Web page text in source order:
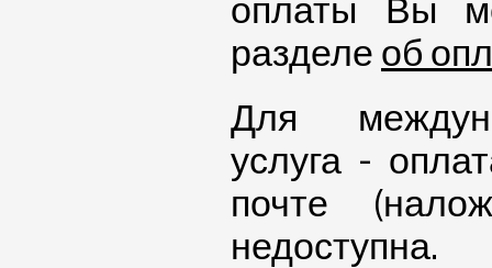
оплаты Вы
разделе об
Для
услуга -
почте
недоступна.